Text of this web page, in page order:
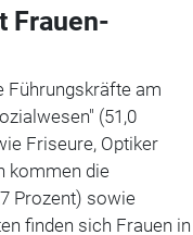
Frauen-
Führungskräfte am
(51,0
Friseure, Optiker
kommen die
Prozent) sowie
finden sich Frauen in